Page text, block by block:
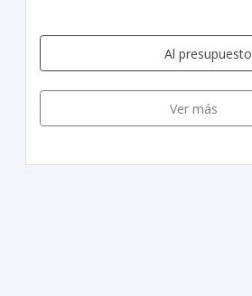
Al presupuesto
Ver más